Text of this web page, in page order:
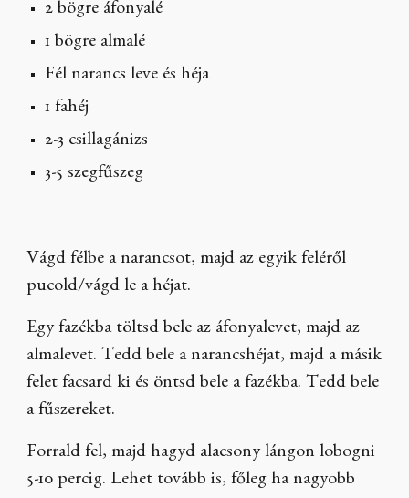
2 bögre áfonyalé
1 bögre almalé
Fél narancs leve és héja
1 fahéj
2-3 csillagánizs
3-5 szegfűszeg
Vágd félbe a narancsot, majd az egyik feléről
pucold/vágd le a héjat.
Egy fazékba töltsd bele az áfonyalevet, majd az
almalevet. Tedd bele a narancshéjat, majd a másik
felet facsard ki és öntsd bele a fazékba. Tedd bele
a fűszereket.
Forrald fel, majd hagyd alacsony lángon lobogni
5-10 percig. Lehet tovább is, főleg ha nagyobb